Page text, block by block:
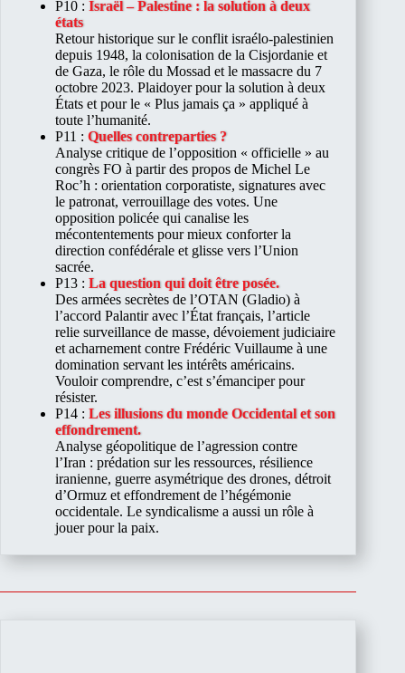
P10 : Israël – Palestine : la solution à deux
états
Retour historique sur le conflit israélo-palestinien
depuis 1948, la colonisation de la Cisjordanie et
de Gaza, le rôle du Mossad et le massacre du 7
octobre 2023. Plaidoyer pour la solution à deux
États et pour le « Plus jamais ça » appliqué à
toute l’humanité.
P11 : Quelles contreparties ?
Analyse critique de l’opposition « officielle » au
congrès FO à partir des propos de Michel Le
Roc’h : orientation corporatiste, signatures avec
le patronat, verrouillage des votes. Une
opposition policée qui canalise les
mécontentements pour mieux conforter la
direction confédérale et glisse vers l’Union
sacrée.
P13 : La question qui doit être posée.
Des armées secrètes de l’OTAN (Gladio) à
l’accord Palantir avec l’État français, l’article
relie surveillance de masse, dévoiement judiciaire
et acharnement contre Frédéric Vuillaume à une
domination servant les intérêts américains.
Vouloir comprendre, c’est s’émanciper pour
résister.
P14 : Les illusions du monde Occidental et son
effondrement.
Analyse géopolitique de l’agression contre
l’Iran : prédation sur les ressources, résilience
iranienne, guerre asymétrique des drones, détroit
d’Ormuz et effondrement de l’hégémonie
occidentale. Le syndicalisme a aussi un rôle à
jouer pour la paix.